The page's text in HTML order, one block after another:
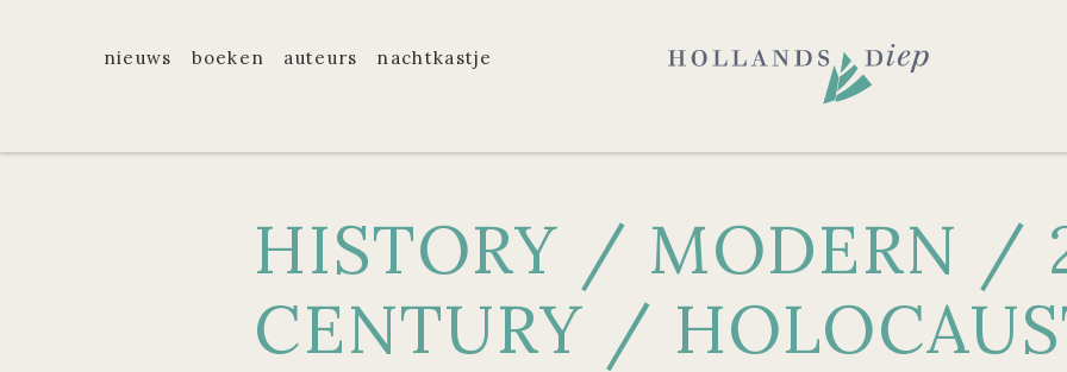
nieuws boeken auteurs nachtkastje
HISTORY / MODERN /
CENTURY /